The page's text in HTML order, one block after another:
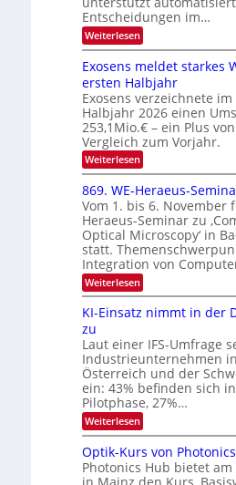
r
a
l
k
s
V
I
S
I
O
N
2
0
2
6
Entscheidungen im…
Weiterlesen:
W
n
n
d
i
e
K
I
m
i
t
e
n
k
t
Exosens meldet starkes
ersten Halbjahr
Exosens verzeichnete
Halbjahr 2026 einen
253,1Mio.€ – ein Plus
Vergleich zum Vorjahr.
Weiterlesen:
E
x
o
s
e
n
s
m
e
l
d
e
t
a
r
k
e
s
W
a
c
h
s
869. WE-Heraeus-
Vom 1. bis 6. November
Heraeus-Seminar zu
Optical Microscopy‘ in
statt.
Integration von
Weiterlesen:
8
9
W
E
-
H
e
r
a
e
u
s
-
KI-Einsatz nimmt in der
zu
Laut einer IFS-Umfrage
Industrieunternehmen
Österreich und der
ein: 43% befinden sich
Pilotphase, 27%…
Weiterlesen:
K
-
E
Optik-Kurs von
Photonics Hub bietet